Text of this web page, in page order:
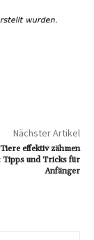
Nächster Artikel
effektiv zähmen
Tipps und Tricks für
Anfänger